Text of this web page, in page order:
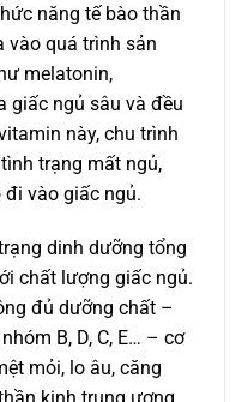
năng tế bào thần
vào quá trình sản
melatonin,
giấc ngủ sâu và đều
này, chu trình
trạng mất ngủ,
vào giấc ngủ.
dinh dưỡng tổng
chất lượng giấc ngủ.
đủ dưỡng chất –
B, D, C, E… – cơ
mỏi, lo âu, căng